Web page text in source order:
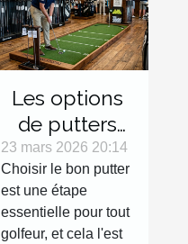
Les options
de putters
pour
gauchers :
Avantages et
sélection
23 mars 2026 20:14
Choisir le bon putter
est une étape
essentielle pour tout
golfeur, et cela l'est